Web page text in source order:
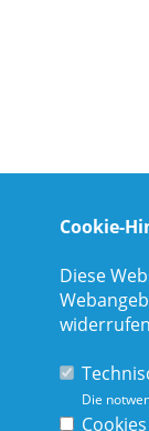
Cookie-
Diese
Die